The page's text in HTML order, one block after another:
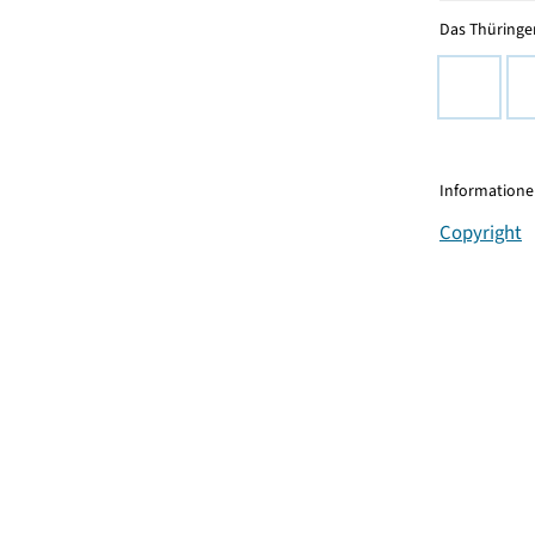
Das
Copyright